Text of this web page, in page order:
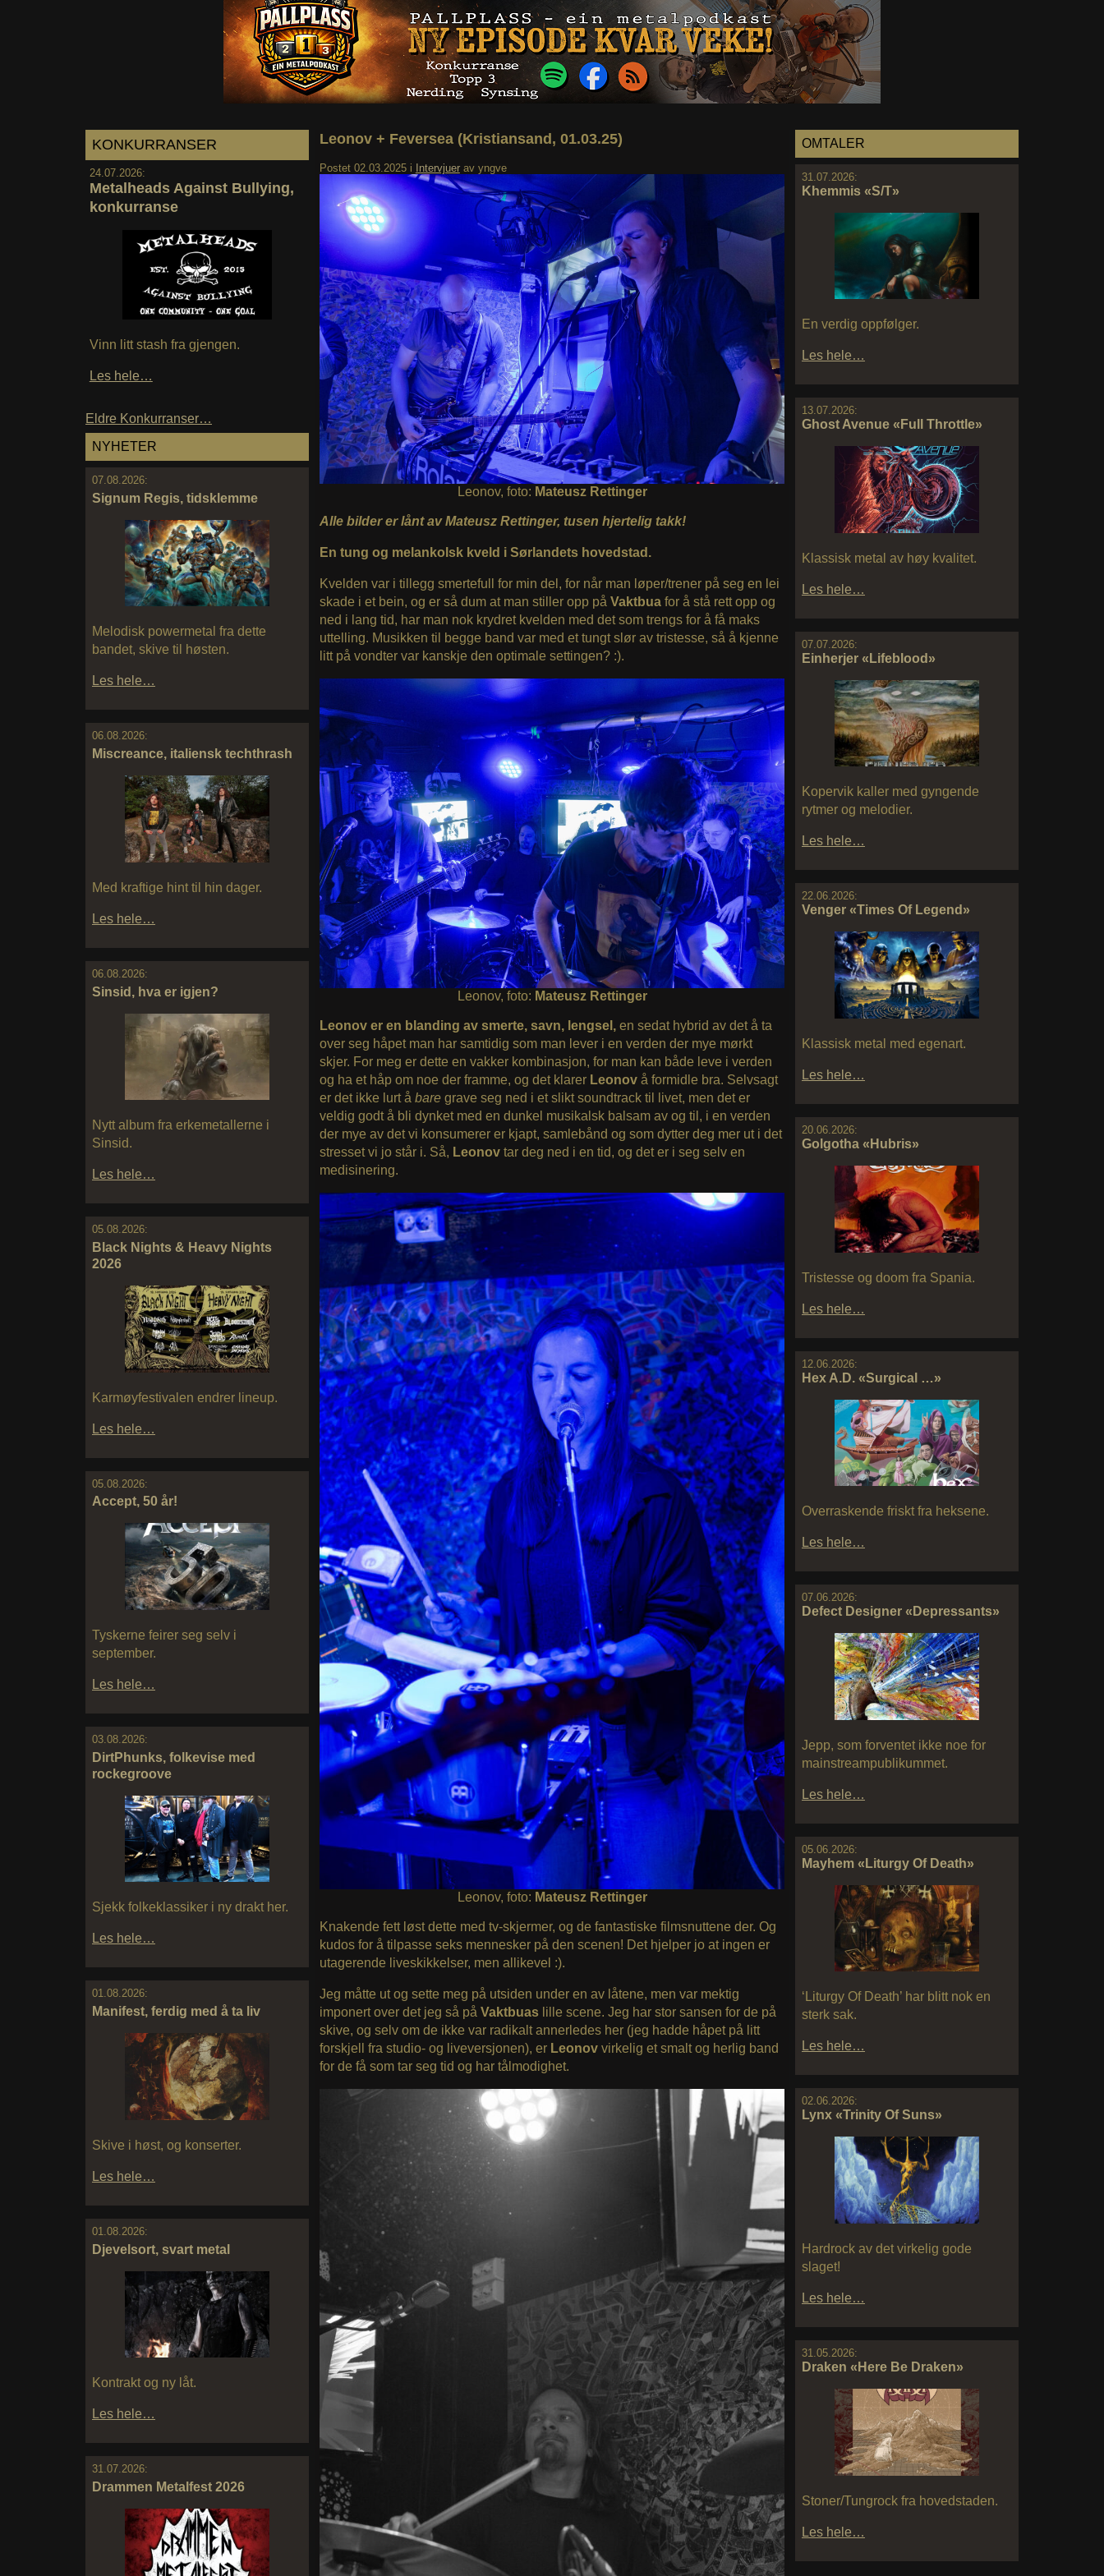
KONKURRANSER
24.07.2026:
Metalheads Against Bullying,
konkurranse
Vinn litt stash fra gjengen.
Les hele…
Eldre Konkurranser…
NYHETER
07.08.2026:
Signum Regis, tidsklemme
Melodisk powermetal fra dette
bandet, skive til høsten.
Les hele…
06.08.2026:
Miscreance, italiensk techthrash
Med kraftige hint til hin dager.
Les hele…
06.08.2026:
Sinsid, hva er igjen?
Nytt album fra erkemetallerne i
Sinsid.
Les hele…
05.08.2026:
Black Nights & Heavy Nights
2026
Karmøyfestivalen endrer lineup.
Les hele…
05.08.2026:
Accept, 50 år!
Tyskerne feirer seg selv i
september.
Les hele…
03.08.2026:
DirtPhunks, folkevise med
rockegroove
Sjekk folkeklassiker i ny drakt her.
Les hele…
01.08.2026:
Manifest, ferdig med å ta liv
Skive i høst, og konserter.
Les hele…
01.08.2026:
Djevelsort, svart metal
Kontrakt og ny låt.
Les hele…
31.07.2026:
Drammen Metalfest 2026
OMTALER
31.07.2026:
Khemmis «S/T»
En verdig oppfølger.
Les hele…
13.07.2026:
Ghost Avenue «Full Throttle»
Klassisk metal av høy kvalitet.
Les hele…
07.07.2026:
Einherjer «Lifeblood»
Kopervik kaller med gyngende
rytmer og melodier.
Les hele…
22.06.2026:
Venger «Times Of Legend»
Klassisk metal med egenart.
Les hele…
20.06.2026:
Golgotha «Hubris»
Tristesse og doom fra Spania.
Les hele…
12.06.2026:
Hex A.D. «Surgical …»
Overraskende friskt fra heksene.
Les hele…
07.06.2026:
Defect Designer «Depressants»
Jepp, som forventet ikke noe for
mainstreampublikummet.
Les hele…
05.06.2026:
Mayhem «Liturgy Of Death»
‘Liturgy Of Death’ har blitt nok en
sterk sak.
Les hele…
02.06.2026:
Lynx «Trinity Of Suns»
Hardrock av det virkelig gode
slaget!
Les hele…
31.05.2026:
Draken «Here Be Draken»
Stoner/Tungrock fra hovedstaden.
Les hele…
Leonov + Feversea (Kristiansand, 01.03.25)
Postet 02.03.2025 i Intervjuer av yngve
Leonov, foto: Mateusz Rettinger
Alle bilder er lånt av Mateusz Rettinger, tusen hjertelig takk!
En tung og melankolsk kveld i Sørlandets hovedstad.
Kvelden var i tillegg smertefull for min del, for når man løper/trener på seg en lei
skade i et bein, og er så dum at man stiller opp på Vaktbuafor å stå rett opp og
ned i lang tid, har man nok krydret kvelden med det som trengs for å få maks
uttelling. Musikken til begge band var med et tungt slør av tristesse, så å kjenne
litt på vondter var kanskje den optimale settingen? :).
Leonov, foto: Mateusz Rettinger
Leonov er en blanding av smerte, savn, lengsel, en sedat hybrid av det å ta
over seg håpet man har samtidig som man lever i en verden der mye mørkt
skjer. For meg er dette en vakker kombinasjon, for man kan både leve i verden
og ha et håp om noe der framme, og det klarer Leonov å formidle bra. Selvsagt
er det ikke lurt å bare grave seg ned i et slikt soundtrack til livet, men det er
veldig godt å bli dynket med en dunkel musikalsk balsam av og til, i en verden
der mye av det vi konsumerer er kjapt, samlebånd og som dytter deg mer ut i det
stresset vi jo står i. Så, Leonov tar deg ned i en tid, og det er i seg selv en
medisinering.
Leonov, foto: Mateusz Rettinger
Knakende fett løst dette med tv-skjermer, og de fantastiske filmsnuttene der. Og
kudos for å tilpasse seks mennesker på den scenen! Det hjelper jo at ingen er
utagerende liveskikkelser, men allikevel :).
Jeg måtte ut og sette meg på utsiden under en av låtene, men var mektig
imponert over det jeg så på Vaktbuas lille scene. Jeg har stor sansen for de på
skive, og selv om de ikke var radikalt annerledes her (jeg hadde håpet på litt
forskjell fra studio- og liveversjonen), er Leonov virkelig et smalt og herlig band
for de få som tar seg tid og har tålmodighet.